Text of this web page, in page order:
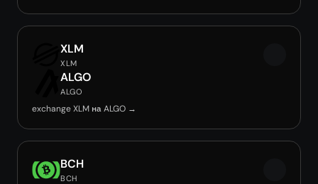
XLM
XLM
ALGO
ALGO
exchange XLM на ALGO →
BCH
BCH